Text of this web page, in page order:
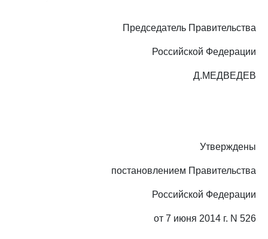
Председатель Правительства
Российской Федерации
Д.МЕДВЕДЕВ
Утверждены
постановлением Правительства
Российской Федерации
от 7 июня 2014 г. N 526